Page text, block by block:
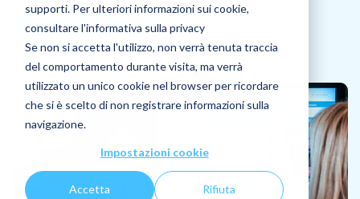
supporti. Per ulteriori informazioni sui cookie,
consultare l'informativa sulla privacy
Se non si accetta l'utilizzo, non verrà tenuta traccia
del comportamento durante visita, ma verrà
utilizzato un unico cookie nel browser per ricordare
che si è scelto di non registrare informazioni sulla
navigazione.
Impostazioni cookie
Accetta Rifiuta
Pubblicazioni
Messaggistica
Docs
Funzionalità
Manifatturiero
Edilizia e costruzioni
GDO
Scopri tutto
Risorse
Ultimi articoli
L'importanza di implementare un processo di
Scoprire
Azienda: come fare per cambiare lavoro?
Azienda
L'azienda
Richiedi una demo
Richiedi una demo